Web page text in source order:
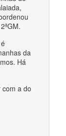
da
Há
a do